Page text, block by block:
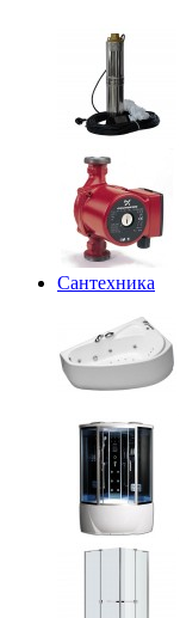
Сантехника